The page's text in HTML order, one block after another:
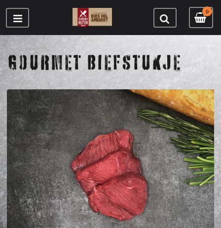
0
GOURMET BIEFSTUKJE